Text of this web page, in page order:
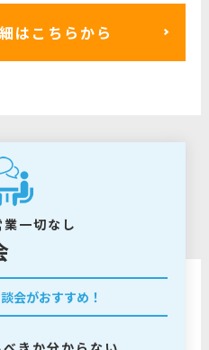
はこちらから
一切なし
会がおすすめ！